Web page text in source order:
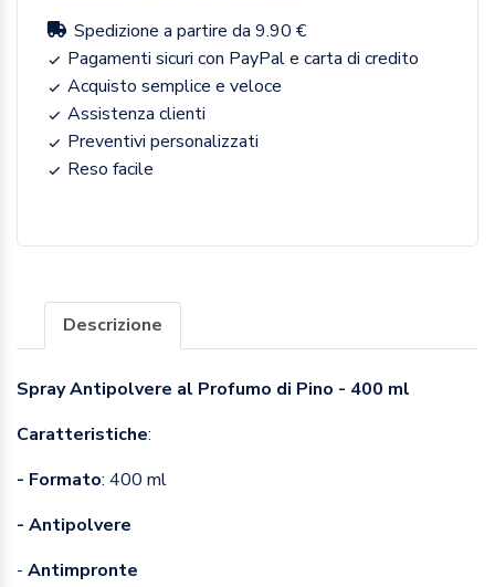
Spedizione a partire da 9.90 €
Pagamenti sicuri con PayPal e carta di credito
Acquisto semplice e veloce
Assistenza clienti
Preventivi personalizzati
Reso facile
Descrizione
Spray Antipolvere al Profumo di Pino - 400 ml
Caratteristiche:
- Formato: 400 ml
- Antipolvere
- Antimpronte